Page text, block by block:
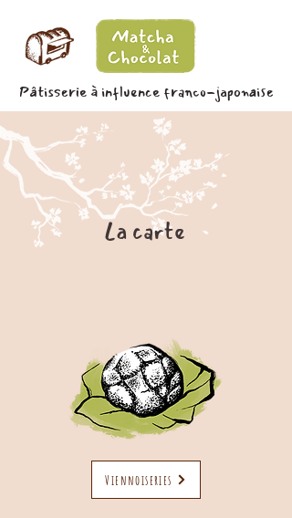
Pâtisserie à influence franco-japonaise
La carte
Viennoiseries